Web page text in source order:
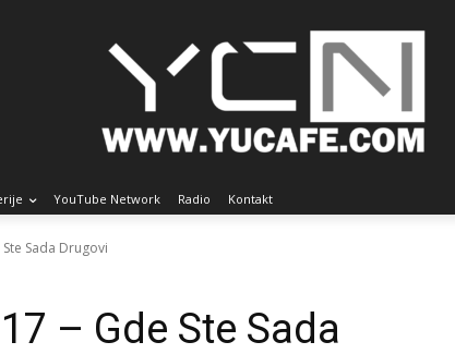
YouTube Network Radio Kontakt
Sada Drugovi
– Gde Ste Sada